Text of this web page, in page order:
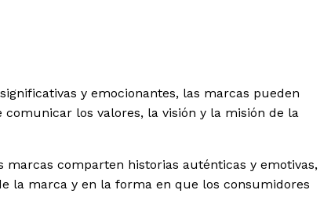
y emocionantes, las marcas pueden
los valores, la visión y la misión de la
comparten historias auténticas y emotivas,
la marca y en la forma en que los consumidores